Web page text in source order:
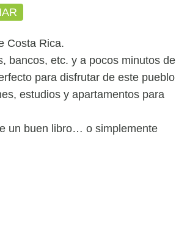
Costa Rica.
bancos, etc. y a pocos minutos de
para disfrutar de este pueblo
estudios y apartamentos para
un buen libro… o simplemente